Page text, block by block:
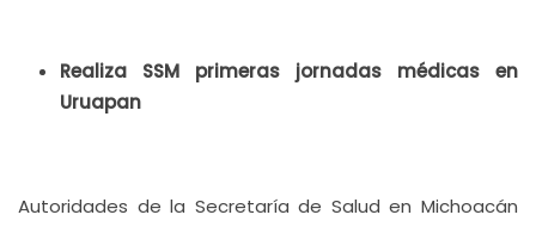
Realiza SSM primeras jornadas médicas en
Uruapan
Autoridades de la Secretaría de Salud en Michoacán